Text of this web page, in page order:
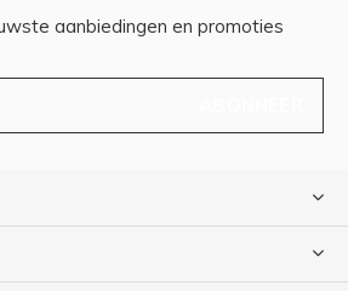
aanbiedingen en promoties